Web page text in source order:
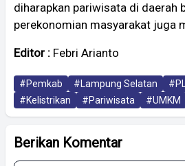
diharapkan pariwisata di daerah
perekonomian masyarakat juga
Editor : Febri Arianto
#Pemkab #Lampung Selatan
#Kelistrikan
#Pariwisata #UMKM
Berikan Komentar